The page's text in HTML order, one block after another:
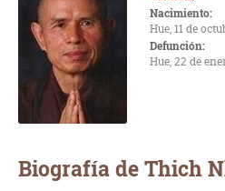
Nacimiento:
Hue, 11 de
Defunción:
Hue, 22 de
Biografía de Thich